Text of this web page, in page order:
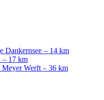
Dankernsee – 14 km
– 17 km
Meyer Werft – 36 km